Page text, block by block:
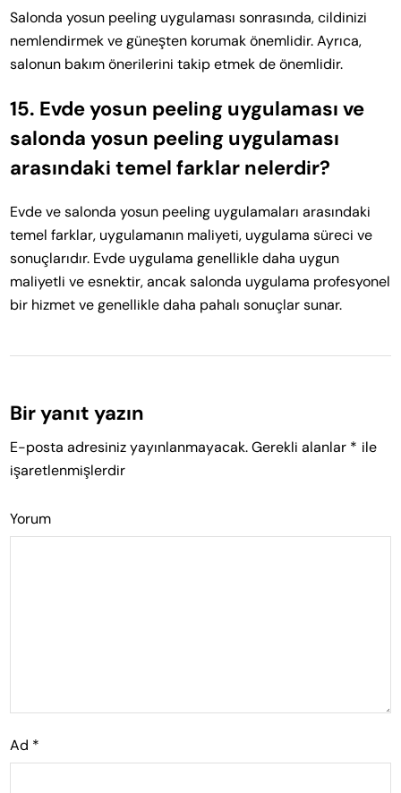
Salonda yosun peeling uygulaması sonrasında, cildinizi
nemlendirmek ve güneşten korumak önemlidir. Ayrıca,
salonun bakım önerilerini takip etmek de önemlidir.
15. Evde yosun peeling uygulaması ve
salonda yosun peeling uygulaması
arasındaki temel farklar nelerdir?
Evde ve salonda yosun peeling uygulamaları arasındaki
temel farklar, uygulamanın maliyeti, uygulama süreci ve
sonuçlarıdır. Evde uygulama genellikle daha uygun
maliyetli ve esnektir, ancak salonda uygulama profesyonel
bir hizmet ve genellikle daha pahalı sonuçlar sunar.
Bir yanıt yazın
E-posta adresiniz yayınlanmayacak. Gerekli alanlar * ile
işaretlenmişlerdir
Yorum
Ad *